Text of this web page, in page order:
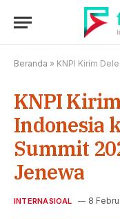
Beranda » KNPI Kirim Delegasi
KNPI
Indonesia
Summit
Jenewa
INTERNASIOAL 8